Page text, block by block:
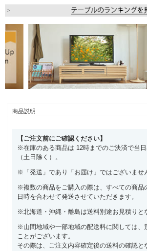
商品説明
【ご注文前にご確認ください】
※在庫のある商品は 12時までのご決済で当
（土日除く）。
※「発送」であり「お届け」ではございませ
※複数の商品をご購入の際は、すべての商品
日時を合わせて発送させていただきます。
※北海道・沖縄・離島は送料別途お見積りと
※山間地域や一部地域の配送料に関しては、
ことがございます。
その際は、ご注文内容確定後の送料の確認と